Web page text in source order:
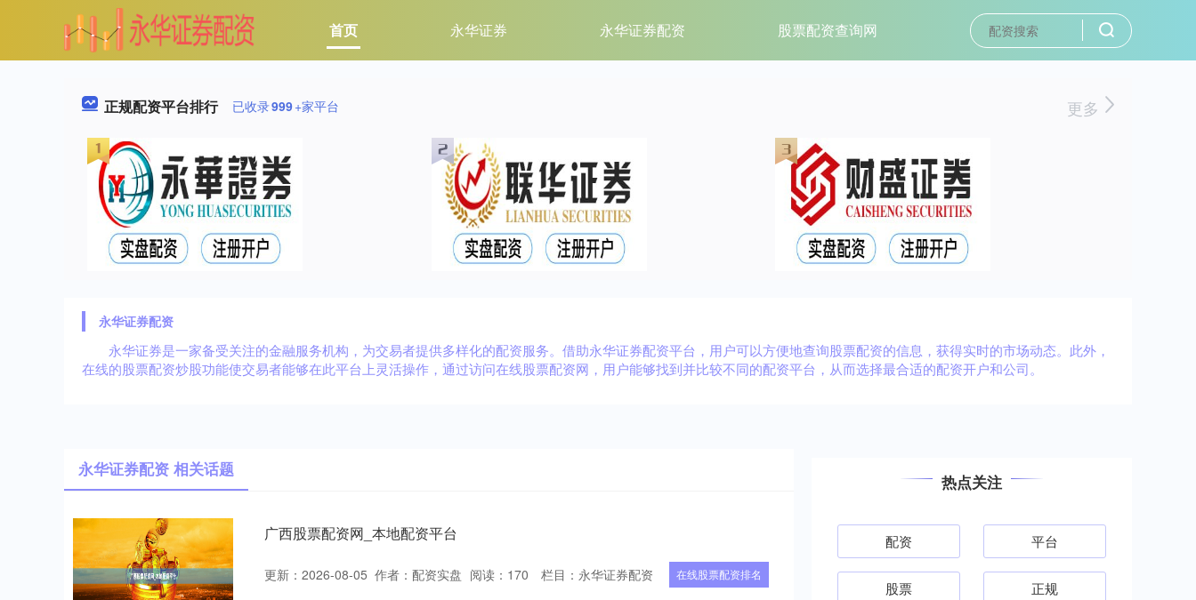
首页 永华证券 永华证券配资 股票配资查询网
正规配资平台排行 已收录999+家平台 更多
永华证券配资
永华证券是一家备受关注的金融服务机构，为交易者提供多样化的配资服务。借助永华证券配资平台，用户可以方便地查询股票配资的信息，获得实时的市场动态。此外，
在线的股票配资炒股功能使交易者能够在此平台上灵活操作，通过访问在线股票配资网，用户能够找到并比较不同的配资平台，从而选择最合适的配资开户和公司。
永华证券配资 相关话题
广西股票配资网_本地配资平台
更新：2026-08-05 作者：配资实盘 阅读： 170 栏目： 永华证券配资 在线股票配资排名
热点关注
配资 平台
股票 正规